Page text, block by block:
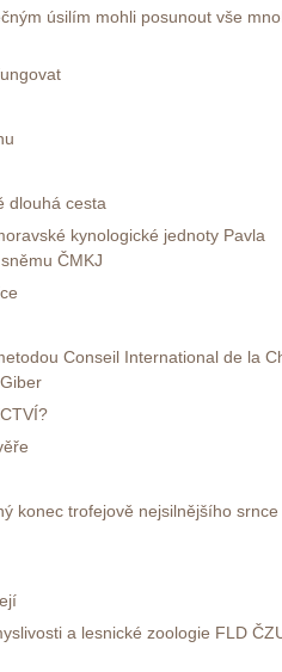
úsilím mohli posunout vše
dlouhá cesta
kynologické jednoty Pavla
ČMKJ
Conseil International de la
konec trofejově nejsilnějšího
a lesnické zoologie FLD